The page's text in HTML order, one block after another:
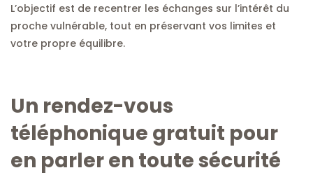
L’objectif est de recentrer les échanges sur l’intérêt du
proche vulnérable, tout en préservant vos limites et
votre propre équilibre.
Un rendez-vous
téléphonique gratuit pour
en parler en toute sécurité